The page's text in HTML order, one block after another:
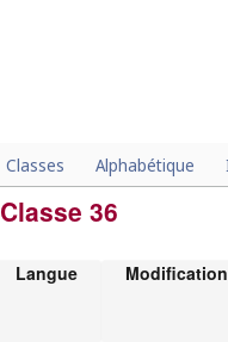
Classes Alphabétique
Classe 36
Langue Modification